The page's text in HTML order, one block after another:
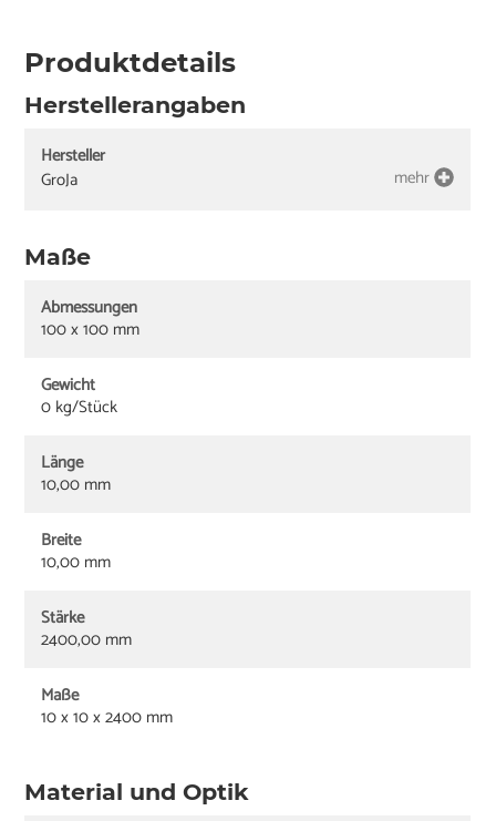
Produktdetails
Herstellerangaben
Hersteller
GroJa
mehr
Maße
Abmessungen
100 x 100 mm
Gewicht
0 kg/Stück
Länge
10,00 mm
Breite
10,00 mm
Stärke
2400,00 mm
Maße
10 x 10 x 2400 mm
Material und Optik